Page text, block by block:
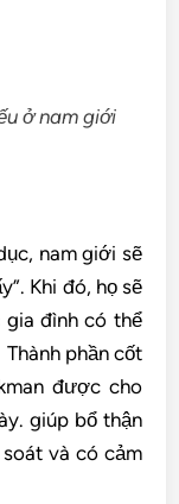
ở nam giới
nam giới sẽ
Khi đó, họ sẽ
gia đình có thể
phần cốt
được cho
giúp bổ thận
và có cảm